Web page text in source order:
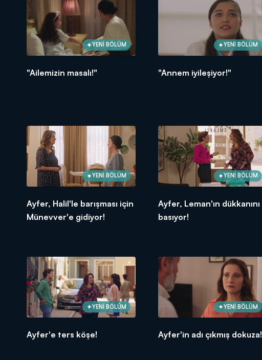
YENİ BÖLÜM
"Ailemizin masalı!"
YENİ BÖLÜM
"Annem iyileşiyor!"
YENİ BÖLÜM
Ayfer, Halil'le barışması için
Münevver'e gidiyor!
YENİ BÖLÜM
Ayfer, Leman'ın dükkanını
basıyor!
YENİ BÖLÜM
Ayfer'e ters köşe!
YENİ BÖLÜM
Ayfer'in adı çıkmış dokuza!